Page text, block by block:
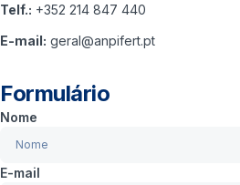
Telf.: +352 214 847 440
E-mail: geral@anpifert.pt
Formulário
Nome
E-mail